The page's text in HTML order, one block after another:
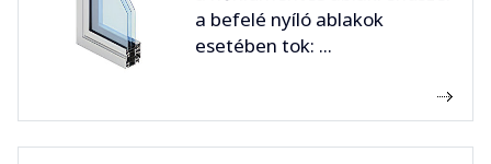
a befelé nyíló ablakok
esetében tok: ...